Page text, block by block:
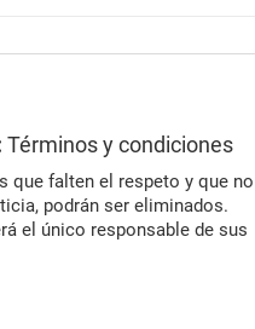
Términos y condiciones
que falten el respeto y que
podrán ser eliminados.
el único responsable de sus